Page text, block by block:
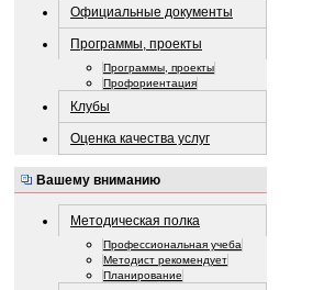
Официальные документы
Программы, проекты
Программы, проекты
Профориентация
Клубы
Оценка качества услуг
Вашему вниманию
Методическая полка
Профессиональная учеба
Методист рекомендует
Планирование